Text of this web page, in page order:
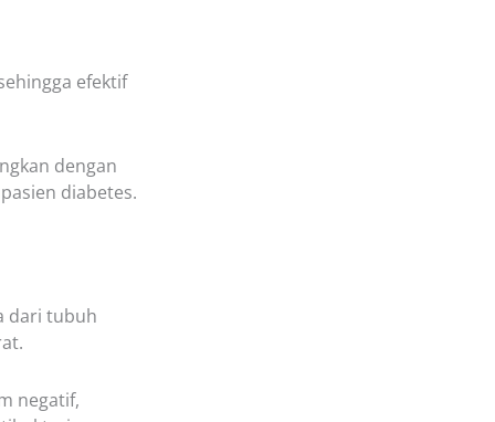
efektif
dengan
diabetes.
dari tubuh
negatif,